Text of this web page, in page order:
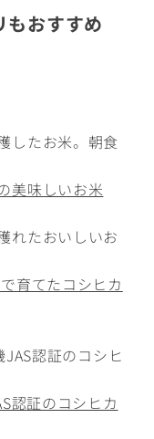
もおすすめ
したお米。朝食
美味しいお米
れたおいしいお
育てたコシヒカ
認証のコシヒ
認証のコシヒカ